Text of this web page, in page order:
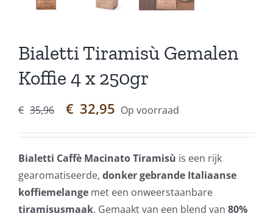
Bialetti Tiramisù Gemalen
Koffie 4 x 250gr
€ 35,96
Oorspronkelijke
was:
€35,96.
€ 32,95 Huidige
is:
€32,95.
Op voorraad
Bialetti Caffè Macinato Tiramisù is een rijk
gearomatiseerde, donker gebrande Italiaanse
koffiemelange met een onweerstaanbare
tiramisusmaak. Gemaakt van een blend van 80%